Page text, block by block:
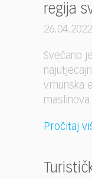
regija
26.04.2022
Svečano
vrhunska
maslinova
Pročitaj